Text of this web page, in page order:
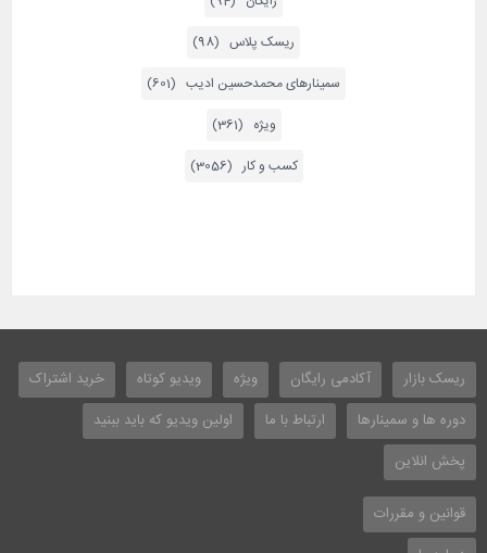
ریسک پلاس (98)
سمینارهای محمدحسین ادیب (601)
ویژه (361)
کسب و کار (3056)
ریسک بازار آکادمی رایگان ویژه ویدیو کوتاه
خرید اشتراک
دوره ها و سمینارها
ارتباط با ما
اولین ویدیو که باید ببنید
پخش انلاین
قوانین و مقررات